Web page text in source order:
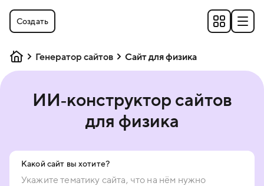
Создать
Генератор сайтов Сайт для физика
ИИ‑конструктор сайтов
для физика
Какой сайт вы хотите?